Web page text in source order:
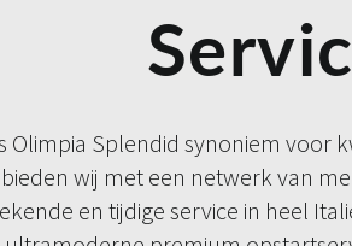
Olimpia Splendid synoniem voor
wij met een netwerk van
en tijdige service in heel